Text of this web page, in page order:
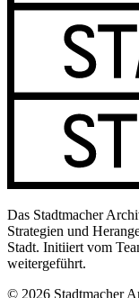
Das Stadtmacher
Strategien und
Stadt. Initiiert vom
weitergeführt.
© 2026 Stadtmacher